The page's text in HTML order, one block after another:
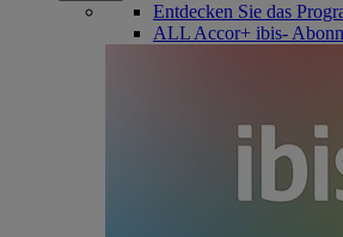
Entdecken Sie das
ALL Accor+ ibis-